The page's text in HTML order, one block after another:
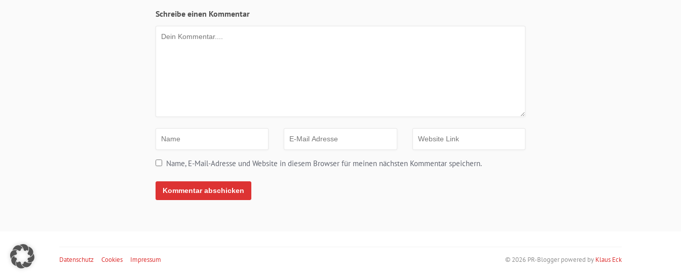
Schreibe einen Kommentar
Name, E-Mail-Adresse und Website in diesem Browser für meinen nächsten Kommentar speichern.
Datenschutz Cookies Impressum © 2026 PR-Blogger powered by Klaus Eck